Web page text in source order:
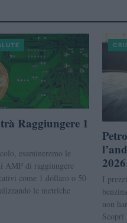
Raggiungere 1
esamineremo le
AMP di raggiungere
come 1 dollaro o 50
le metriche
2026
I
non